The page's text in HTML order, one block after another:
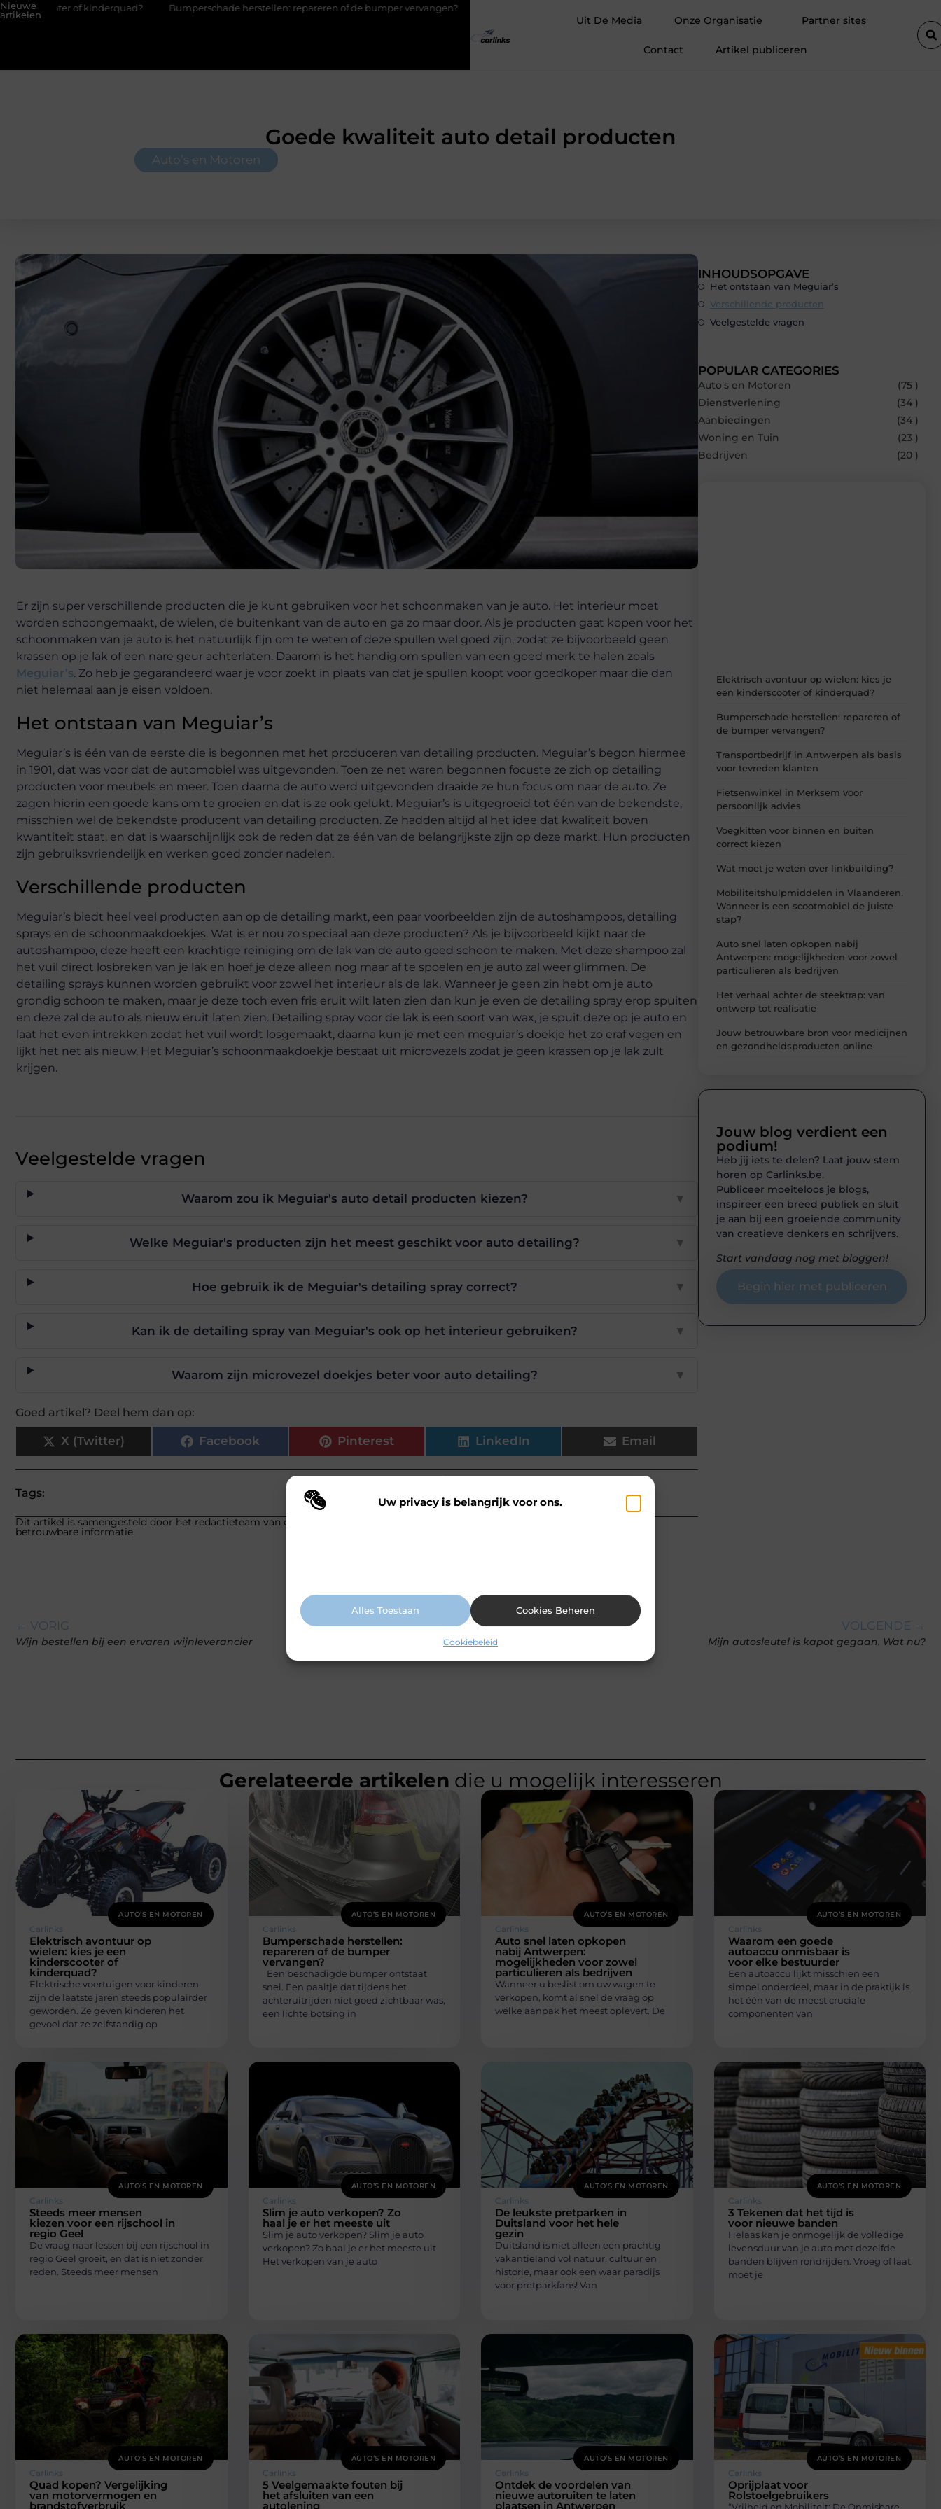
Uw privacy is belangrijk voor ons.
Alles Toestaan Cookies Beheren
Cookiebeleid
Nieuwe
artikelen
Bumperschade herstellen: repareren of de bumper vervangen? Transportbedrijf in Antwerpen als basis voor tevreden klanten
Uit De Media Onze Organisatie Partner sites
Contact Artikel publiceren
Goede kwaliteit auto detail producten
Auto’s en Motoren
Er zijn super verschillende producten die je kunt gebruiken voor het schoonmaken van je auto. Het interieur moet
worden schoongemaakt, de wielen, de buitenkant van de auto en ga zo maar door. Als je producten gaat kopen voor het
schoonmaken van je auto is het natuurlijk fijn om te weten of deze spullen wel goed zijn, zodat ze bijvoorbeeld geen
krassen op je lak of een nare geur achterlaten. Daarom is het handig om spullen van een goed merk te halen zoals
Meguiar’s. Zo heb je gegarandeerd waar je voor zoekt in plaats van dat je spullen koopt voor goedkoper maar die dan
niet helemaal aan je eisen voldoen.
Het ontstaan van Meguiar’s
Meguiar’s is één van de eerste die is begonnen met het produceren van detailing producten. Meguiar’s begon hiermee
in 1901, dat was voor dat de automobiel was uitgevonden. Toen ze net waren begonnen focuste ze zich op detailing
producten voor meubels en meer. Toen daarna de auto werd uitgevonden draaide ze hun focus om naar de auto. Ze
zagen hierin een goede kans om te groeien en dat is ze ook gelukt. Meguiar’s is uitgegroeid tot één van de bekendste,
misschien wel de bekendste producent van detailing producten. Ze hadden altijd al het idee dat kwaliteit boven
kwantiteit staat, en dat is waarschijnlijk ook de reden dat ze één van de belangrijkste zijn op deze markt. Hun producten
zijn gebruiksvriendelijk en werken goed zonder nadelen.
Verschillende producten
Meguiar’s biedt heel veel producten aan op de detailing markt, een paar voorbeelden zijn de autoshampoos, detailing
sprays en de schoonmaakdoekjes. Wat is er nou zo speciaal aan deze producten? Als je bijvoorbeeld kijkt naar de
autoshampoo, deze heeft een krachtige reiniging om de lak van de auto goed schoon te maken. Met deze shampoo zal
het vuil direct losbreken van je lak en hoef je deze alleen nog maar af te spoelen en je auto zal weer glimmen. De
detailing sprays kunnen worden gebruikt voor zowel het interieur als de lak. Wanneer je geen zin hebt om je auto
grondig schoon te maken, maar je deze toch even fris eruit wilt laten zien dan kun je even de detailing spray erop spuiten
en deze zal de auto als nieuw eruit laten zien. Detailing spray voor de lak is een soort van wax, je spuit deze op je auto en
laat het even intrekken zodat het vuil wordt losgemaakt, daarna kun je met een meguiar’s doekje het zo eraf vegen en
lijkt het net als nieuw. Het Meguiar’s schoonmaakdoekje bestaat uit microvezels zodat je geen krassen op je lak zult
krijgen.
Veelgestelde vragen
Waarom zou ik Meguiar's auto detail producten kiezen? ▼
Welke Meguiar's producten zijn het meest geschikt voor auto detailing? ▼
Hoe gebruik ik de Meguiar's detailing spray correct? ▼
Kan ik de detailing spray van Meguiar's ook op het interieur gebruiken? ▼
Waarom zijn microvezel doekjes beter voor auto detailing? ▼
Goed artikel? Deel hem dan op:
X (Twitter) Facebook Pinterest LinkedIn Email
Tags:
Dit artikel is samengesteld door het redactieteam van carlinks.be, dat zich richt op het zorgvuldig selecteren en presenteren van
betrouwbare informatie.
INHOUDSOPGAVE
Het ontstaan van Meguiar’s
Verschillende producten
Veelgestelde vragen
POPULAR CATEGORIES
Auto’s en Motoren
(75 )
Dienstverlening
(34 )
Aanbiedingen
(34 )
Woning en Tuin
(23 )
Bedrijven
(20 )
Elektrisch avontuur op wielen: kies je
een kinderscooter of kinderquad?
Bumperschade herstellen: repareren of
de bumper vervangen?
Transportbedrijf in Antwerpen als basis
voor tevreden klanten
Fietsenwinkel in Merksem voor
persoonlijk advies
Voegkitten voor binnen en buiten
correct kiezen
Wat moet je weten over linkbuilding?
Mobiliteitshulpmiddelen in Vlaanderen.
Wanneer is een scootmobiel de juiste
stap?
Auto snel laten opkopen nabij
Antwerpen: mogelijkheden voor zowel
particulieren als bedrijven
Het verhaal achter de steektrap: van
ontwerp tot realisatie
Jouw betrouwbare bron voor medicijnen
en gezondheidsproducten online
Jouw blog verdient een
podium!
Heb jij iets te delen? Laat jouw stem
horen op Carlinks.be.
Publiceer moeiteloos je blogs,
inspireer een breed publiek en sluit
je aan bij een groeiende community
van creatieve denkers en schrijvers.
Start vandaag nog met bloggen!
Begin hier met publiceren
← VORIG
Wijn bestellen bij een ervaren wijnleverancier
VOLGENDE →
Mijn autosleutel is kapot gegaan. Wat nu?
Gerelateerde artikelen die u mogelijk interesseren
AUTO’S EN MOTOREN
Carlinks
Elektrisch avontuur op
wielen: kies je een
kinderscooter of
kinderquad?
Elektrische voertuigen voor kinderen
zijn de laatste jaren steeds populairder
geworden. Ze geven kinderen het
gevoel dat ze zelfstandig op
AUTO’S EN MOTOREN
Carlinks
Bumperschade herstellen:
repareren of de bumper
vervangen?
Een beschadigde bumper ontstaat
snel. Een paaltje dat tijdens het
achteruitrijden niet goed zichtbaar was,
een lichte botsing in
AUTO’S EN MOTOREN
Carlinks
Auto snel laten opkopen
nabij Antwerpen:
mogelijkheden voor zowel
particulieren als bedrijven
Wanneer u beslist om uw wagen te
verkopen, komt al snel de vraag op
wélke aanpak het meest oplevert. De
AUTO’S EN MOTOREN
Carlinks
Waarom een goede
autoaccu onmisbaar is
voor elke bestuurder
Een autoaccu lijkt misschien een
simpel onderdeel, maar in de praktijk is
het één van de meest cruciale
componenten van
AUTO’S EN MOTOREN
Carlinks
Steeds meer mensen
kiezen voor een rijschool in
regio Geel
De vraag naar lessen bij een rijschool in
regio Geel groeit, en dat is niet zonder
reden. Steeds meer mensen
AUTO’S EN MOTOREN
Carlinks
Slim je auto verkopen? Zo
haal je er het meeste uit
Slim je auto verkopen? Slim je auto
verkopen? Zo haal je er het meeste uit
Het verkopen van je auto
AUTO’S EN MOTOREN
Carlinks
De leukste pretparken in
Duitsland voor het hele
gezin
Duitsland is niet alleen een prachtig
vakantieland vol natuur, cultuur en
historie, maar ook een waar paradijs
voor pretparkfans! Van
AUTO’S EN MOTOREN
Carlinks
3 Tekenen dat het tijd is
voor nieuwe banden
Helaas kan je onmogelijk de volledige
levensduur van je auto met dezelfde
banden blijven rondrijden. Vroeg of laat
moet je
AUTO’S EN MOTOREN
Carlinks
Quad kopen? Vergelijking
van motorvermogen en
brandstofverbruik
AUTO’S EN MOTOREN
Carlinks
5 Veelgemaakte fouten bij
het afsluiten van een
autolening
AUTO’S EN MOTOREN
Carlinks
Ontdek de voordelen van
nieuwe autoruiten te laten
plaatsen in Antwerpen
AUTO’S EN MOTOREN
Carlinks
Oprijplaat voor
Rolstoelgebruikers
“Vrijheid en Mobiliteit: De Onmisbare